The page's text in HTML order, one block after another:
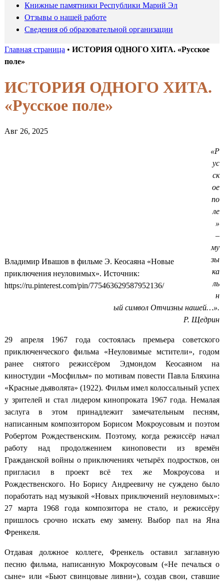
Книжные памятники Республики Марий Эл
Отзывы о нашей работе
Сведения об образовательной организации
Главная страница • ИСТОРИЯ ОДНОГО ХИТА. «Русское
поле»
ИСТОРИЯ ОДНОГО ХИТА.
«Русское поле»
Авг 26, 2025
Владимир Ивашов в фильме Э. Кеосаяна «Новые
приключения неуловимых». Источник:
https://ru.pinterest.com/pin/775463629587952136/
«Р
ус
ск
ое
по
ле
»
–
му
зы
ка
ль
н
ый символ Отчизны нашей…».
Р. Щедрин
29 апреля 1967 года состоялась премьера советского
приключенческого фильма «Неуловимые мстители», годом
ранее снятого режиссёром Эдмондом Кеосаяном на
киностудии «Мосфильм» по мотивам повести Павла Бляхина
«Красные дьяволята» (1922). Фильм имел колоссальный успех
у зрителей и стал лидером кинопроката 1967 года. Немалая
заслуга в этом принадлежит замечательным песням,
написанным композитором Борисом Мокроусовым и поэтом
Робертом Рождественским. Поэтому, когда режиссёр начал
работу над продолжением киноповести из времён
Гражданской войны о приключениях четырёх подростков, он
пригласил в проект всё тех же Мокроусова и
Рождественского. Но Борису Андреевичу не суждено было
поработать над музыкой «Новых приключений неуловимых»:
27 марта 1968 года композитора не стало, и режиссёру
пришлось срочно искать ему замену. Выбор пал на Яна
Френкеля.
Отдавая должное коллеге, Френкель оставил заглавную
песню фильма, написанную Мокроусовым («Не печалься о
сыне» или «Бьют свинцовые ливни»), создав свои, ставшие